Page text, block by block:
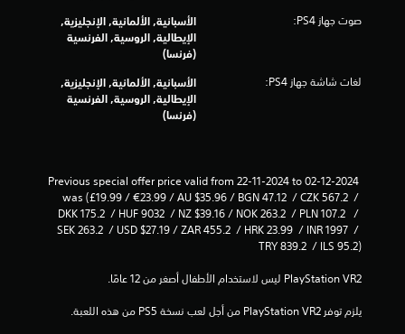
صوت جهاز PS4:
الأسبانية, الألمانية, الإنجليزية,
الإيطالية, الروسية, الفرنسية
(فرنسا)
لغات شاشة جهاز PS4:
الأسبانية, الألمانية, الإنجليزية,
الإيطالية, الروسية, الفرنسية
(فرنسا)
Previous special offer price valid from 22-11-2024 to 02-12-2024
was (£19.99 / €23.99 / AU $35.96 / BGN 47.12  / CZK 567.2  /
DKK 175.2  / HUF 9032  / NZ $39.16 / NOK 263.2  / PLN 107.2   /
SEK 263.2  / USD $27.19 / ZAR 455.2  / HRK 23.99  / INR 1997  /
TRY 839.2  / ILS 95.2)
يلزم توفر PlayStation VR2 من أجل لعب نسخة PS5 من هذه اللعبة.